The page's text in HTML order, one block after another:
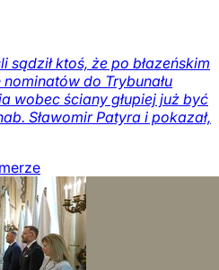
sądził ktoś, że po błazeńskim
do Trybunału
wobec ściany głupiej już być
Sławomir Patyra i pokazał,